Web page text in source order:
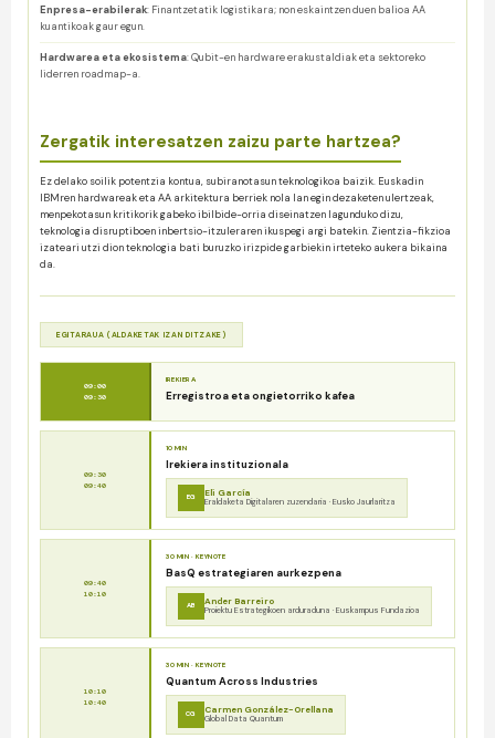
Enpresa-erabilerak: Finantzetatik logistikara; non eskaintzen duen balioa AA
kuantikoak gaur egun.
Hardwarea eta ekosistema: Qubit-en hardware erakustaldiak eta sektoreko
liderren roadmap-a.
Zergatik interesatzen zaizu parte hartzea?
Ez delako soilik potentzia kontua, subiranotasun teknologikoa baizik. Euskadin
IBMren hardwareak eta AA arkitektura berriek nola lan egin dezaketen ulertzeak,
menpekotasun kritikorik gabeko ibilbide-orria diseinatzen lagunduko dizu,
teknologia disruptiboen inbertsio-itzuleraren ikuspegi argi batekin. Zientzia-fikzioa
izateari utzi dion teknologia bati buruzko irizpide garbiekin irteteko aukera bikaina
da.
EGITARAUA (ALDAKETAK IZAN DITZAKE)
09:00
09:30
IREKIERA
Erregistroa eta ongietorriko kafea
09:30
09:40
10 MIN
Irekiera instituzionala
EG Eli García
Eraldaketa Digitalaren zuzendaria · Eusko Jaurlaritza
09:40
10:10
30 MIN · KEYNOTE
BasQ estrategiaren aurkezpena
AB Ander Barreiro
Proiektu Estrategikoen arduraduna · Euskampus Fundazioa
10:10
10:40
30 MIN · KEYNOTE
Quantum Across Industries
CG Carmen González-Orellana
Global Data Quantum